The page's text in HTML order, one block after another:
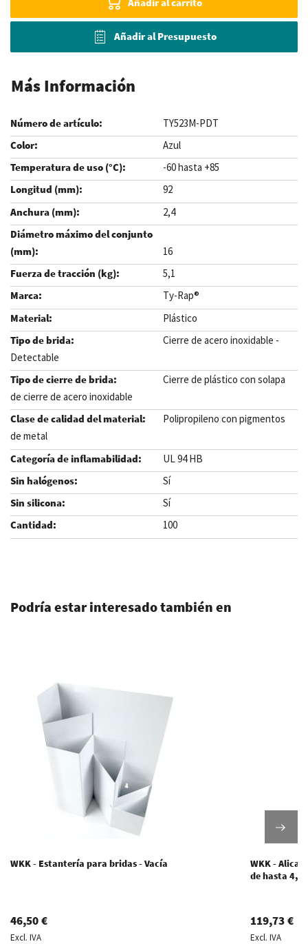
Añadir al Presupuesto
Más Información
TY523M-PDT
Azul
-60 hasta +85
92
2,4
16
5,1
Ty-Rap®
Plástico
Cierre de acero inoxidable -
Detectable
Cierre de plástico con solapa
de cierre de acero inoxidable
Polipropileno con pigmentos
de metal
UL 94 HB
Sí
Sí
100
Podría estar interesado también en
WKK - Estantería para bridas - Vacía
46,50 €
Excl. IVA
WKK -
de hasta 4,8
119,73 €
Excl. IVA